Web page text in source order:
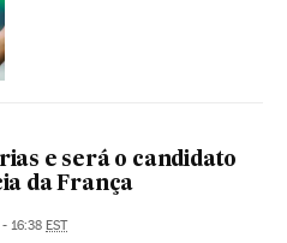
e será o candidato
da França
- 16:38 EST